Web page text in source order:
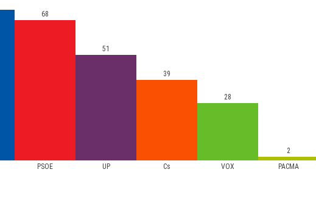
PSOE UP Cs VOX PACMA
68
51
39
28
2